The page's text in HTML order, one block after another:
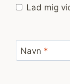
Lad mig
Navn *